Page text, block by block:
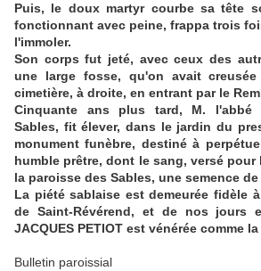
Puis, le doux martyr courbe sa tête
fonctionnant avec peine, frappa trois
l'immoler.
Son corps fut jeté, avec ceux des
une large fosse, qu'on avait
cimetière, à droite, en entrant par le
Cinquante ans plus tard, M. l'abbé
Sables, fit élever, dans le jardin du
monument funèbre, destiné à
humble prêtre, dont le sang, versé
la paroisse des Sables, une semence
La piété sablaise est demeurée fidèle
de Saint-Révérend, et de nos jours
JACQUES PETIOT est vénérée comme
Bulletin paroissial